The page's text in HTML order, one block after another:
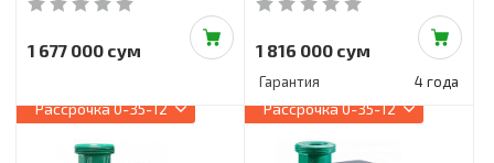
1 677 000 сум 1 816 000 сум
Гарантия 4 года
Рассрочка0-35-12 Рассрочка0-35-12